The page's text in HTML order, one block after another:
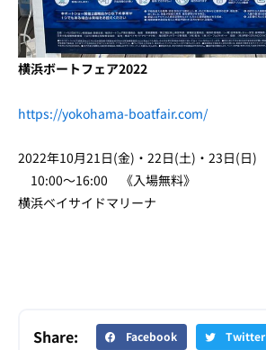
横浜ボートフェア2022
https://yokohama-boatfair.com/
2022年10月21日(金)・22日(土)・23日(日)
10:00～16:00 《入場無料》
横浜ベイサイドマリーナ
Share: Facebook Twitter